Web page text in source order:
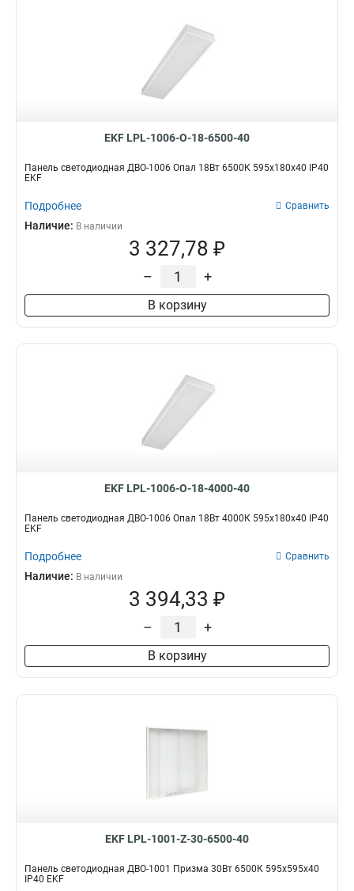
EKF LPL-1006-O-18-6500-40
Панель светодиодная ДВО-1006 Опал 18Вт 6500К 595x180x40 IP40
EKF
Подробнее Сравнить
Наличие: В наличии
3 327,78 ₽
– +
В корзину
EKF LPL-1006-O-18-4000-40
Панель светодиодная ДВО-1006 Опал 18Вт 4000К 595x180x40 IP40
EKF
Подробнее Сравнить
Наличие: В наличии
3 394,33 ₽
– +
В корзину
EKF LPL-1001-Z-30-6500-40
Панель светодиодная ДВО-1001 Призма 30Вт 6500К 595x595x40
IP40 EKF